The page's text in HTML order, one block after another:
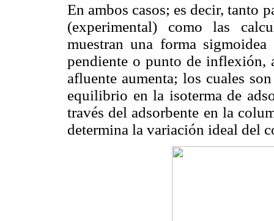
En ambos casos; es decir, tanto
(experimental) como las
muestran una forma
pendiente o punto de
afluente aumenta; los cuales
equilibrio en la isoterma de
través del adsorbente en la
determina la variación ideal del